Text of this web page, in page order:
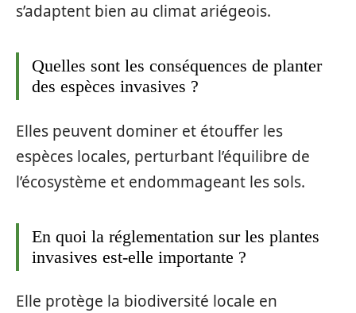
s’adaptent bien au climat ariégeois.
Quelles sont les conséquences de planter
des espèces invasives ?
Elles peuvent dominer et étouffer les
espèces locales, perturbant l’équilibre de
l’écosystème et endommageant les sols.
En quoi la réglementation sur les plantes
invasives est-elle importante ?
Elle protège la biodiversité locale en